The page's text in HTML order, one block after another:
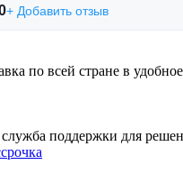
+ Добавить отзыв
по всей стране в
поддержки для